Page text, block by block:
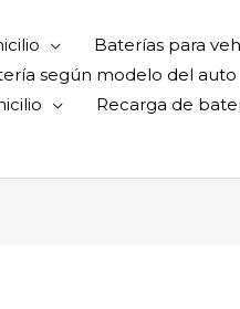
Baterías para
según modelo del auto
Recarga de